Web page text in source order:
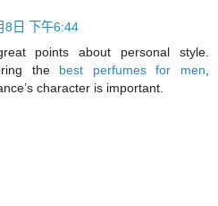
8日 下午6:44
points about personal style.
the best perfumes for men
character is important.